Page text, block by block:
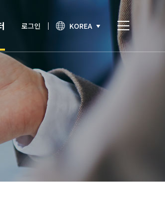
로그인 KOREA